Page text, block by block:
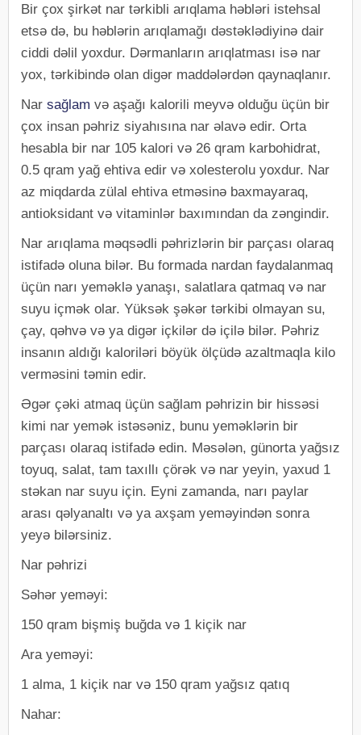
Bir çox şirkət nar tərkibli arıqlama həbləri istehsal
etsə də, bu həblərin arıqlamağı dəstəklədiyinə dair
ciddi dəlil yoxdur. Dərmanların arıqlatması isə nar
yox, tərkibində olan digər maddələrdən qaynaqlanır.
Nar sağlam və aşağı kalorili meyvə olduğu üçün bir
çox insan pəhriz siyahısına nar əlavə edir. Orta
hesabla bir nar 105 kalori və 26 qram karbohidrat,
0.5 qram yağ ehtiva edir və xolesterolu yoxdur. Nar
az miqdarda zülal ehtiva etməsinə baxmayaraq,
antioksidant və vitaminlər baxımından da zəngindir.
Nar arıqlama məqsədli pəhrizlərin bir parçası olaraq
istifadə oluna bilər. Bu formada nardan faydalanmaq
üçün narı yeməklə yanaşı, salatlara qatmaq və nar
suyu içmək olar. Yüksək şəkər tərkibi olmayan su,
çay, qəhvə və ya digər içkilər də içilə bilər. Pəhriz
insanın aldığı kaloriləri böyük ölçüdə azaltmaqla kilo
verməsini təmin edir.
Əgər çəki atmaq üçün sağlam pəhrizin bir hissəsi
kimi nar yemək istəsəniz, bunu yeməklərin bir
parçası olaraq istifadə edin. Məsələn, günorta yağsız
toyuq, salat, tam taxıllı çörək və nar yeyin, yaxud 1
stəkan nar suyu için. Eyni zamanda, narı paylar
arası qəlyanaltı və ya axşam yeməyindən sonra
yeyə bilərsiniz.
Nar pəhrizi
Səhər yeməyi:
150 qram bişmiş buğda və 1 kiçik nar
Ara yeməyi:
1 alma, 1 kiçik nar və 150 ​​qram yağsız qatıq
Nahar: